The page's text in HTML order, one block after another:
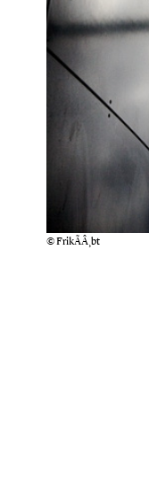
© FrikÃÂ¸bt